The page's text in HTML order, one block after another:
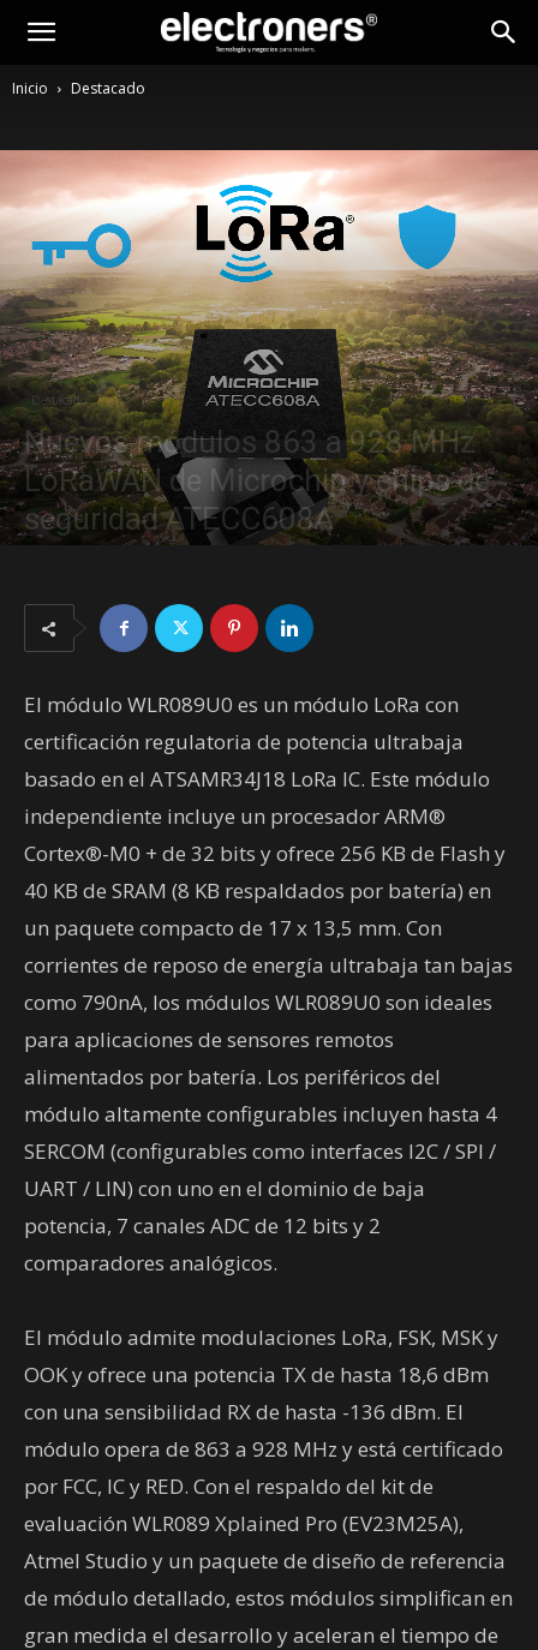
Inicio Destacado
Destacado
Nuevos módulos 863 a 928 MHz
LoRaWAN de Microchip y chips de
seguridad ATECC608A
El módulo WLR089U0 es un módulo LoRa con
certificación regulatoria de potencia ultrabaja
basado en el ATSAMR34J18 LoRa IC. Este módulo
independiente incluye un procesador ARM®
Cortex®-M0 + de 32 bits y ofrece 256 KB de Flash y
40 KB de SRAM (8 KB respaldados por batería) en
un paquete compacto de 17 x 13,5 mm. Con
corrientes de reposo de energía ultrabaja tan bajas
como 790nA, los módulos WLR089U0 son ideales
para aplicaciones de sensores remotos
alimentados por batería. Los periféricos del
módulo altamente configurables incluyen hasta 4
SERCOM (configurables como interfaces I2C / SPI /
UART / LIN) con uno en el dominio de baja
potencia, 7 canales ADC de 12 bits y 2
comparadores analógicos.
El módulo admite modulaciones LoRa, FSK, MSK y
OOK y ofrece una potencia TX de hasta 18,6 dBm
con una sensibilidad RX de hasta -136 dBm. El
módulo opera de 863 a 928 MHz y está certificado
por FCC, IC y RED. Con el respaldo del kit de
evaluación WLR089 Xplained Pro (EV23M25A),
Atmel Studio y un paquete de diseño de referencia
de módulo detallado, estos módulos simplifican en
gran medida el desarrollo y aceleran el tiempo de